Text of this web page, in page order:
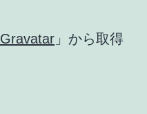
Gravatar 」から取得